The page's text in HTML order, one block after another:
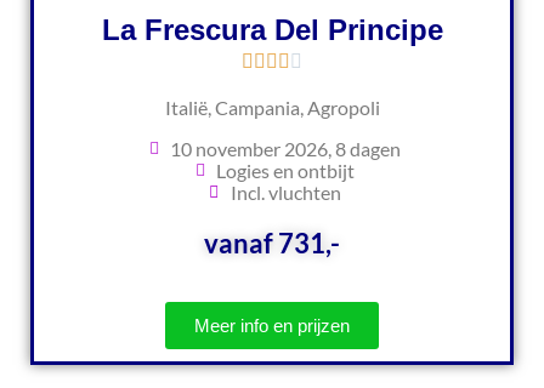
La Frescura Del Principe
Italië, Campania, Agropoli
10 november 2026, 8 dagen
Logies en ontbijt
Incl. vluchten
vanaf 731,-
Meer info en prijzen